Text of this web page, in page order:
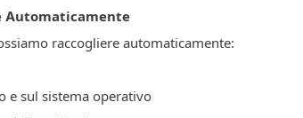
Automaticamente
raccogliere automaticamente:
e sul sistema operativo